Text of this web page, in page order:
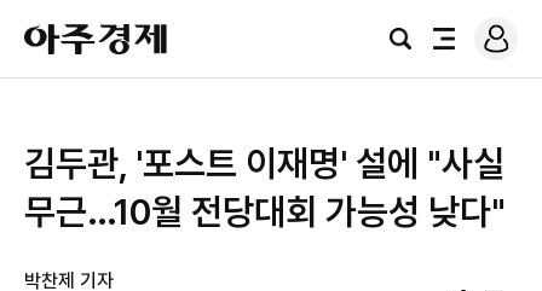
아
주
경
검
전
로
그
김두관, '포스트 이재명' 설에 "사실
무근…10월 전당대회 가능성 낮다"
박찬제 기자